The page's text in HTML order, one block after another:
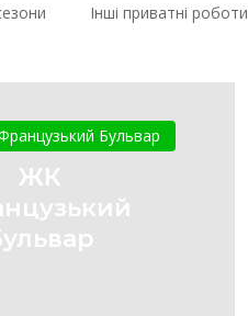
Інші приватні роботи
Французький
Бульвар
Бульвар
ЖК